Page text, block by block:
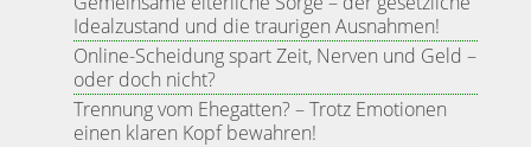
Idealzustand und die traurigen Ausnahmen!
Online-Scheidung spart Zeit, Nerven und Geld –
oder doch nicht?
Trennung vom Ehegatten? – Trotz Emotionen
einen klaren Kopf bewahren!